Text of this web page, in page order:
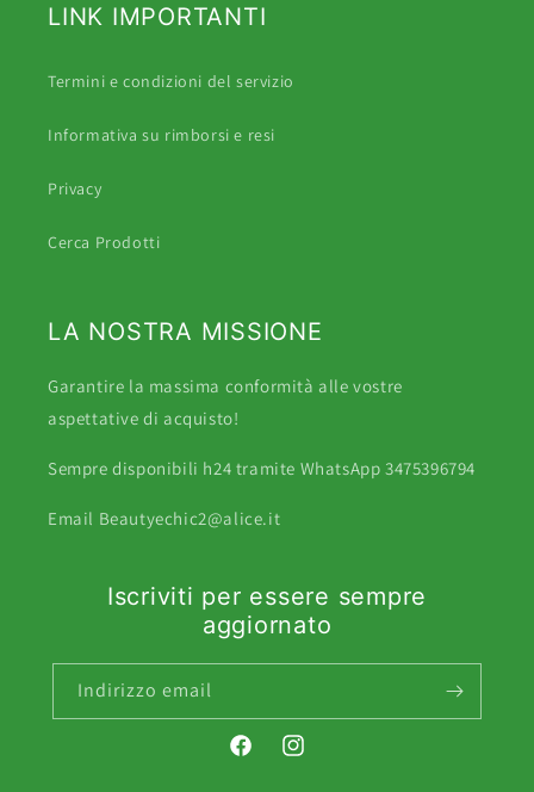
LINK IMPORTANTI
Termini e condizioni del servizio
Informativa su rimborsi e resi
Privacy
Cerca Prodotti
LA NOSTRA MISSIONE
Garantire la massima conformità alle vostre
aspettative di acquisto!
Sempre disponibili h24 tramite WhatsApp 3475396794
Email Beautyechic2@alice.it
Iscriviti per essere sempre
aggiornato
Indirizzo email
FacebookInstagram